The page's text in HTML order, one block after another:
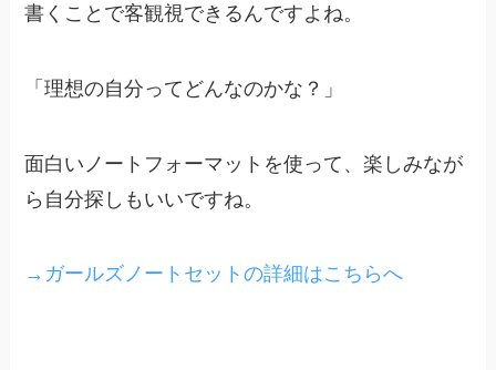
書くことで客観視できるんですよね。
「理想の自分ってどんなのかな？」
面白いノートフォーマットを使って、楽しみなが
ら自分探しもいいですね。
→ガールズノートセットの詳細はこちらへ